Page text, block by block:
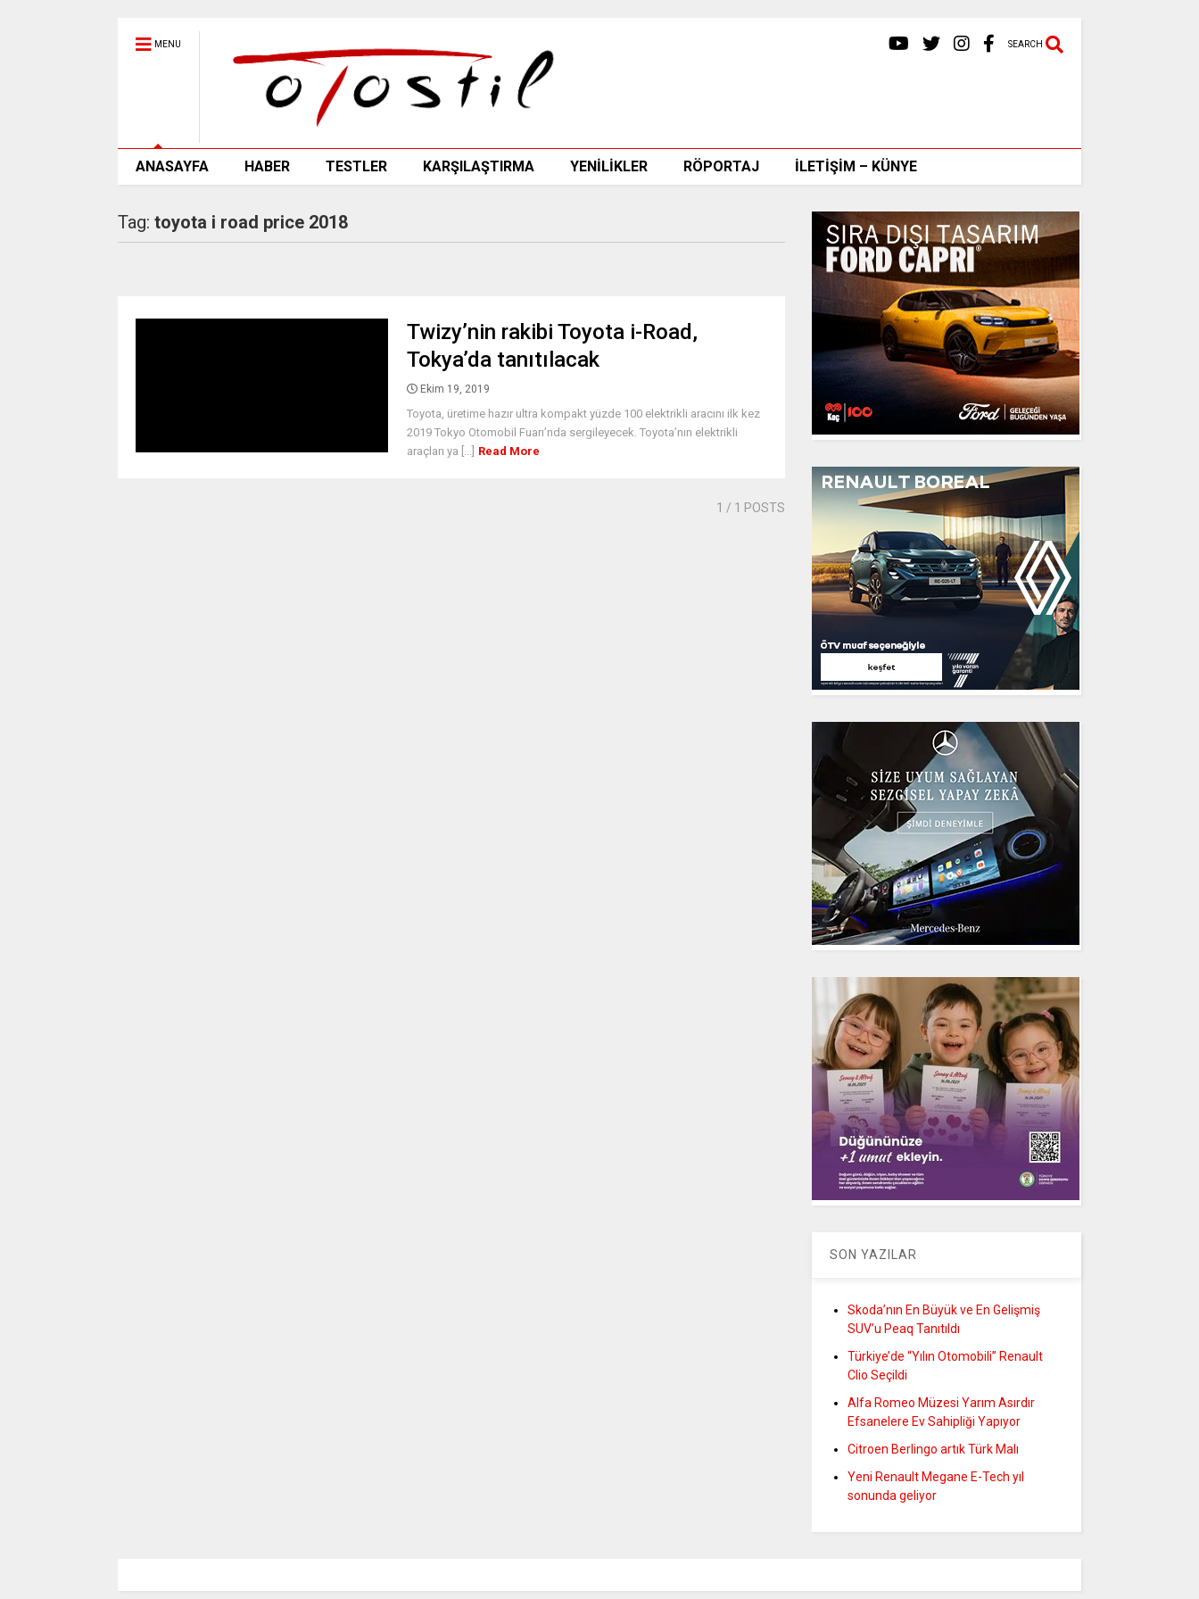
MENU SEARCH
ANASAYFA HABER TESTLER KARŞILAŞTIRMA YENİLİKLER RÖPORTAJ İLETİŞİM – KÜNYE
Tag: toyota i road price 2018
Twizy’nin rakibi Toyota i-Road,
Tokya’da tanıtılacak
Ekim 19, 2019
Toyota, üretime hazır ultra kompakt yüzde 100 elektrikli aracını ilk kez
2019 Tokyo Otomobil Fuarı’nda sergileyecek. Toyota’nın elektrikli
araçları ya [...] Read More
1 / 1 POSTS
SON YAZILAR
Skoda’nın En Büyük ve En Gelişmiş
SUV’u Peaq Tanıtıldı
Türkiye’de “Yılın Otomobili” Renault
Clio Seçildi
Alfa Romeo Müzesi Yarım Asırdır
Efsanelere Ev Sahipliği Yapıyor
Citroen Berlingo artık Türk Malı
Yeni Renault Megane E-Tech yıl
sonunda geliyor